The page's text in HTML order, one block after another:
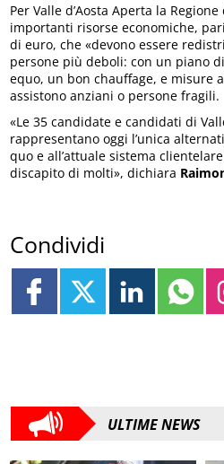
Per Valle d’Aosta Aperta la
importanti risorse economiche,
di euro, che «devono essere
persone più deboli: con un piano
equo, un bon chauffage, e misure
assistono anziani o persone fragili.
«Le 35 candidate e candidati di
rappresentano oggi l’unica
quo e all’attuale sistema
discapito di molti», dichiara
Condividi
ULTIME NEWS